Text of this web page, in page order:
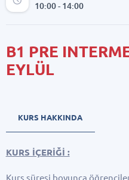
10:00 - 14:00
B1 PRE
EYLÜL
KURS HAKKINDA
KURS İÇERİĞİ :
Kurs süresi boyunca